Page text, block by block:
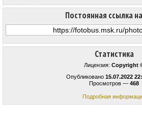
Статистика
Лицензия: Copyright
Опубликовано 15.07.2022
Просмотров — 468
Подробная
Постоянная ссылка